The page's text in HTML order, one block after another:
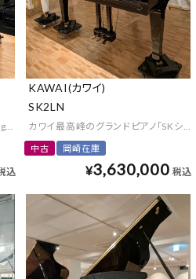
Kawai」の現行モデル
込
KAWAI(カワイ)
SK2LN
カワイ最高峰のグランドピアノ「SKシリ
中古 岡崎在庫
¥3,630,000 税込